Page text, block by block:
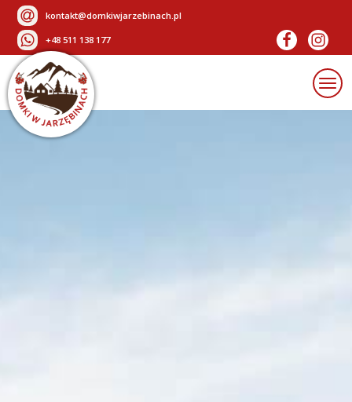
kontakt@domkiwjarzebinach.pl
+48 511 138 177